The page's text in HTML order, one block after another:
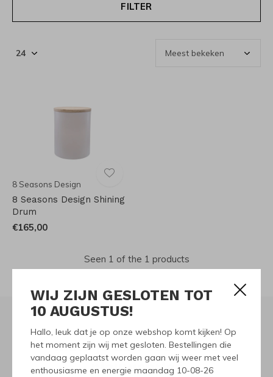
WIJ ZIJN GESLOTEN TOT
10 AUGUSTUS!
Hallo, leuk dat je op onze webshop komt kijken! Op
het moment zijn wij met gesloten. Bestellingen die
vandaag geplaatst worden gaan wij weer met veel
enthousiasme en energie maandag 10-08-26
FILTER
8 Seasons Design
8 Seasons Design Shining
Drum
€165,00
Seen 1 of the 1 products
Meld je aan voor onze
nieuwsbrief